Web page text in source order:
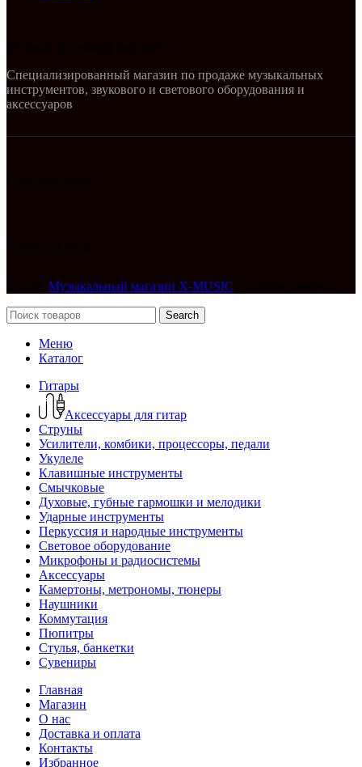
Специализированный магазин по продаже музыкальных
инструментов, звукового и светового оборудования и
аксессуаров
Музыкальный магазин X-MUSIC
Search
Меню
Каталог
Гитары
Аксессуары для гитар
Струны
Усилители, комбики, процессоры, педали
Укулеле
Клавишные инструменты
Смычковые
Духовые, губные гармошки и мелодики
Ударные инструменты
Перкуссия и народные инструменты
Световое оборудование
Микрофоны и радиосистемы
Аксессуары
Камертоны, метрономы, тюнеры
Наушники
Коммутация
Пюпитры
Стулья, банкетки
Сувениры
Главная
Магазин
О нас
Доставка и оплата
Контакты
Избранное